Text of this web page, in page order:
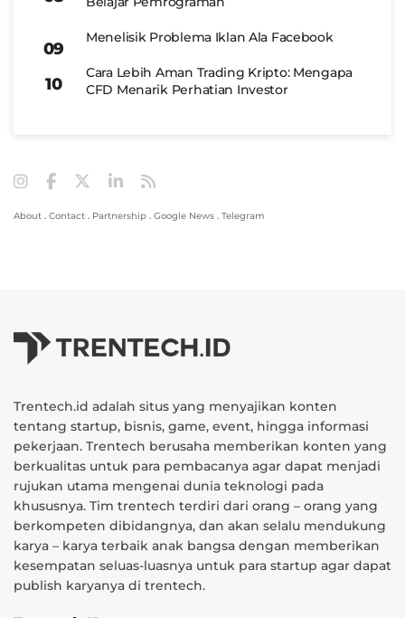
Menelisik Problema Iklan Ala Facebook
Cara Lebih Aman Trading Kripto: Mengapa
CFD Menarik Perhatian Investor
About . Contact . Partnership . Google News . Telegram
Trentech.id adalah situs yang menyajikan konten
tentang startup, bisnis, game, event, hingga informasi
pekerjaan. Trentech berusaha memberikan konten yang
berkualitas untuk para pembacanya agar dapat menjadi
rujukan utama mengenai dunia teknologi pada
khususnya. Tim trentech terdiri dari orang – orang yang
berkompeten dibidangnya, dan akan selalu mendukung
karya – karya terbaik anak bangsa dengan memberikan
kesempatan seluas-luasnya untuk para startup agar dapat
publish karyanya di trentech.